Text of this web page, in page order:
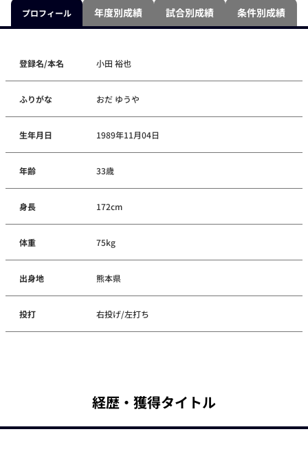
プロフィール 年度別成績 試合別成績 条件別成績
登録名/本名 小田 裕也
ふりがな おだ ゆうや
生年月日 1989年11月04日
年齢 33歳
身長 172cm
体重 75kg
出身地 熊本県
投打 右投げ/左打ち
経歴・獲得タイトル